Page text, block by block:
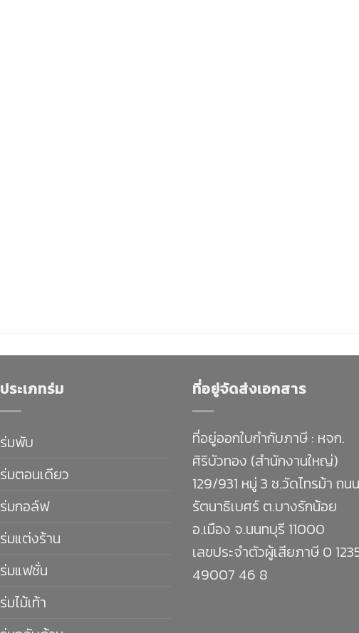
ประเภทร่ม
ร่มพับ
ร่มตอนเดียว
ร่มกอล์ฟ
ร่มแต่งร้าน
ร่มแฟชั่น
ร่มไม้เท้า
ที่อยู่จัดส่งเอกสาร
ที่อยู่ออกใบกำกับภาษี : หจก.
ศิริบัวทอง (สำนักงานใหญ่)
129/931 หมู่ 3 ซ.วัดไทรม้า ถนน
รัตนาธิเบศร์ ต.บางรักน้อย
อ.เมือง จ.นนทบุรี 11000
เลขประจำตัวผู้เสียภาษี 0
49007 46 8